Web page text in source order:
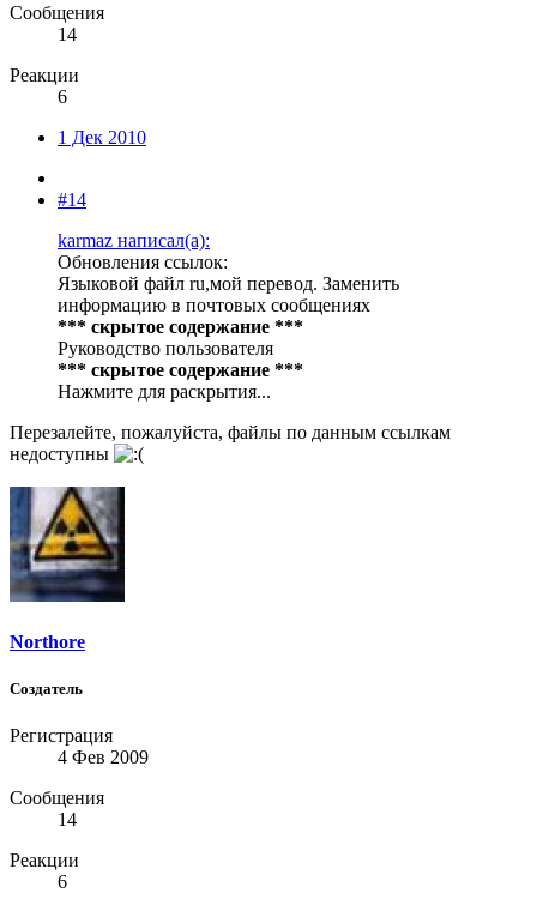
Сообщения
14
Реакции
6
1 Дек 2010
#14
karmaz написал(а):
Обновления ссылок:
Языковой файл ru,мой перевод. Заменить
информацию в почтовых сообщениях
*** скрытое содержание ***
Руководство пользователя
*** скрытое содержание ***
Нажмите для раскрытия...
Перезалейте, пожалуйста, файлы по данным ссылкам
недоступны
Northore
Создатель
Регистрация
4 Фев 2009
Сообщения
14
Реакции
6